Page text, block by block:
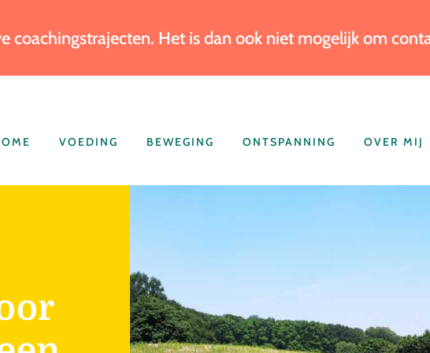
VOEDING BEWEGING ONTSPANNING OVER MIJ
coachingstrajecten. Het is dan ook niet mogelijk om